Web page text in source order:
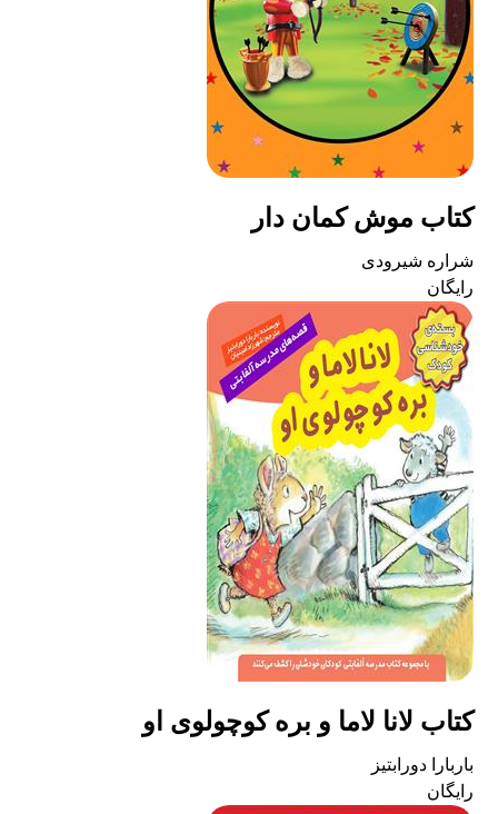
کتاب موش کمان دار
شراره شیرودی
رایگان
کتاب لانا لاما و بره کوچولوی او
باربارا دورابتیز
رایگان